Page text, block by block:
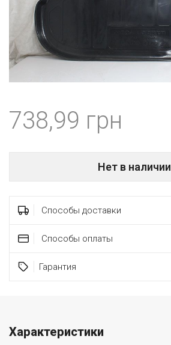
738,99
Нет в наличии
Способы доставки
Способы оплаты
Гарантия
Характеристики